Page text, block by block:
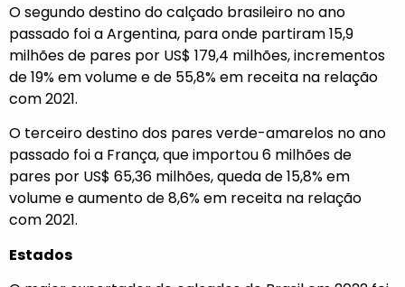
O segundo destino do calçado brasileiro no ano
passado foi a Argentina, para onde partiram 15,9
milhões de pares por US$ 179,4 milhões, incrementos
de 19% em volume e de 55,8% em receita na relação
com 2021.
O terceiro destino dos pares verde-amarelos no ano
passado foi a França, que importou 6 milhões de
pares por US$ 65,36 milhões, queda de 15,8% em
volume e aumento de 8,6% em receita na relação
com 2021.
Estados